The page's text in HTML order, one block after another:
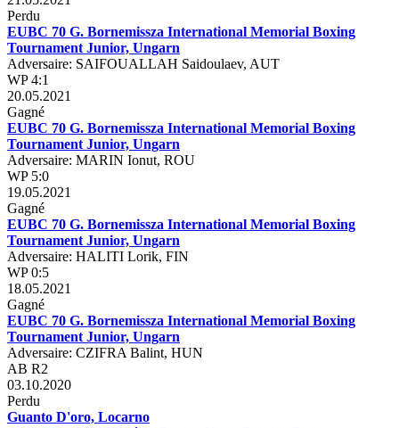
Perdu
EUBC 70 G. Bornemissza International Memorial Boxing
Tournament Junior, Ungarn
Adversaire: SAIFOUALLAH Saidoulaev, AUT
WP 4:1
20.05.2021
Gagné
EUBC 70 G. Bornemissza International Memorial Boxing
Tournament Junior, Ungarn
Adversaire: MARIN Ionut, ROU
WP 5:0
19.05.2021
Gagné
EUBC 70 G. Bornemissza International Memorial Boxing
Tournament Junior, Ungarn
Adversaire: HALITI Lorik, FIN
WP 0:5
18.05.2021
Gagné
EUBC 70 G. Bornemissza International Memorial Boxing
Tournament Junior, Ungarn
Adversaire: CZIFRA Balint, HUN
AB R2
03.10.2020
Perdu
Guanto D'oro, Locarno